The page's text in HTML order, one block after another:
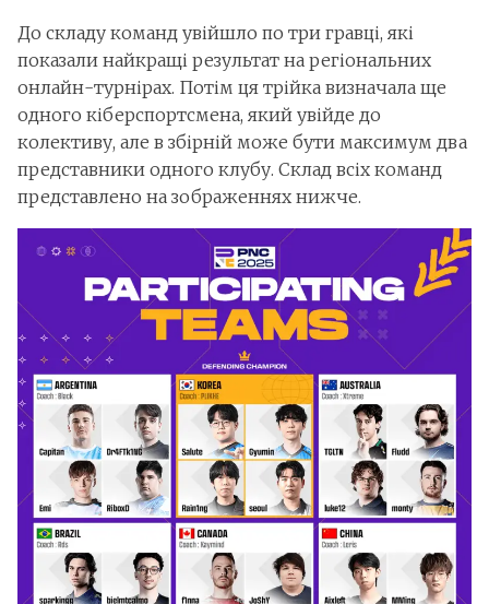
До складу команд увійшло по три гравці, які
показали найкращі результат на регіональних
онлайн-турнірах. Потім ця трійка визначала ще
одного кіберспортсмена, який увійде до
колективу, але в збірній може бути максимум два
представники одного клубу. Склад всіх команд
представлено на зображеннях нижче.